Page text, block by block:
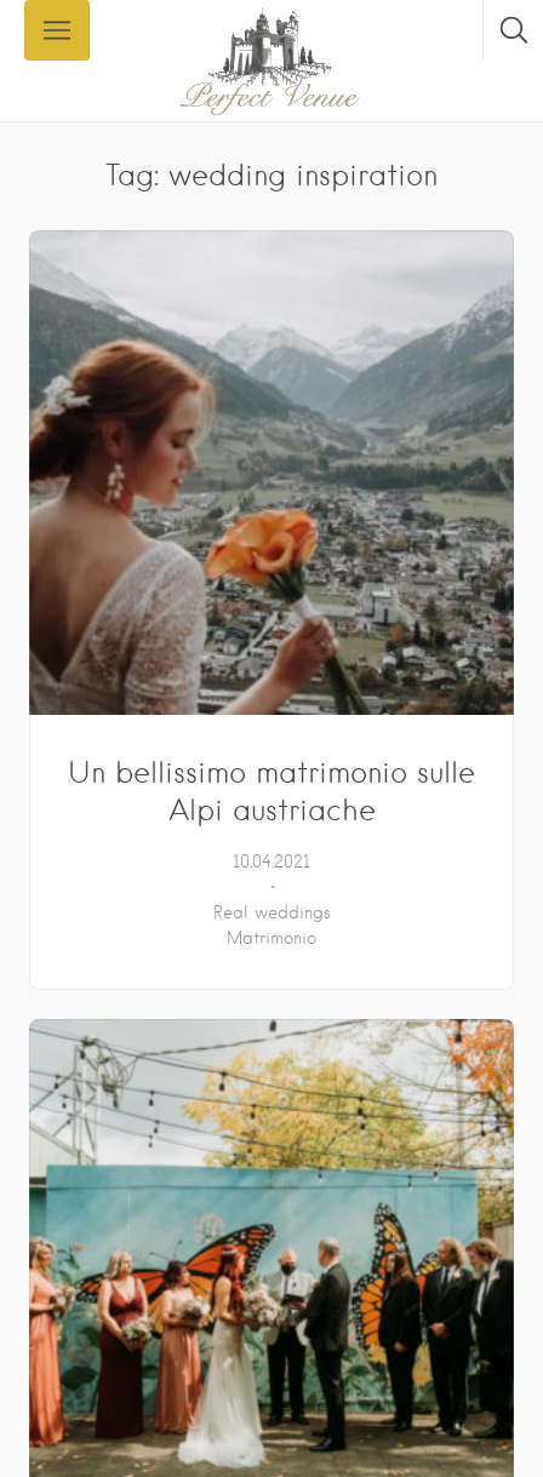
Tag: wedding inspiration
Un bellissimo matrimonio sulle
Alpi austriache
10.04.2021
Real weddings
Matrimonio